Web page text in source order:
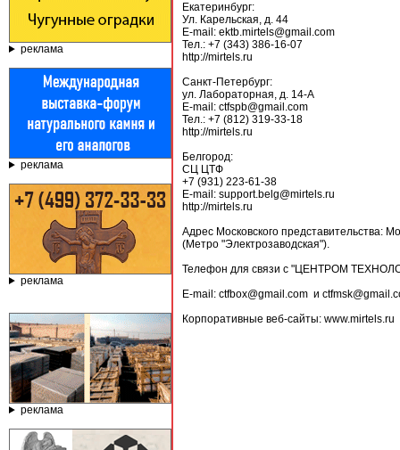
реклама
реклама
реклама
реклама
Екатеринбург:
Ул. Карельская, д. 44
E-mail: ektb.mirtels@gmail.com
Тел.: +7 (343) 386-16-07
http://mirtels.ru
Санкт-Петербург:
ул. Лабораторная, д. 14-А
E-mail: ctfspb@gmail.com
Тел.: +7 (812) 319-33-18
http://mirtels.ru
Белгород:
СЦ ЦТФ
+7 (931) 223-61-38
E-mail: support.belg@mirtels.ru
http://mirtels.ru
Адрес Московского представительства:
(Метро "Электрозаводская").
Телефон для связи с "ЦЕНТРОМ
E-mail: ctfbox@gmail.com и
Корпоративные веб-сайты: